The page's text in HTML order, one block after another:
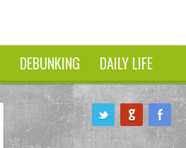
DEBUNKING DAILY LIFE